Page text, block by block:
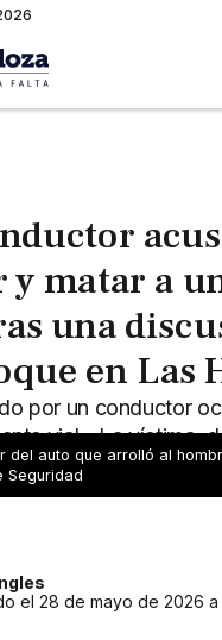
y matar a
una
en Las
por un conductor
vial - La víctima,
y falleció días
del auto que arrolló al
Seguridad
el 28 de mayo de 2026 a